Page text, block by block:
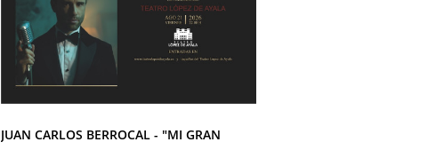
JUAN CARLOS BERROCAL - "MI GRAN